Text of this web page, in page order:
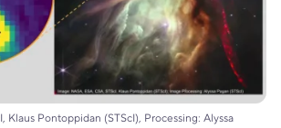
Klaus Pontoppidan (STScI), Processing: Alyssa